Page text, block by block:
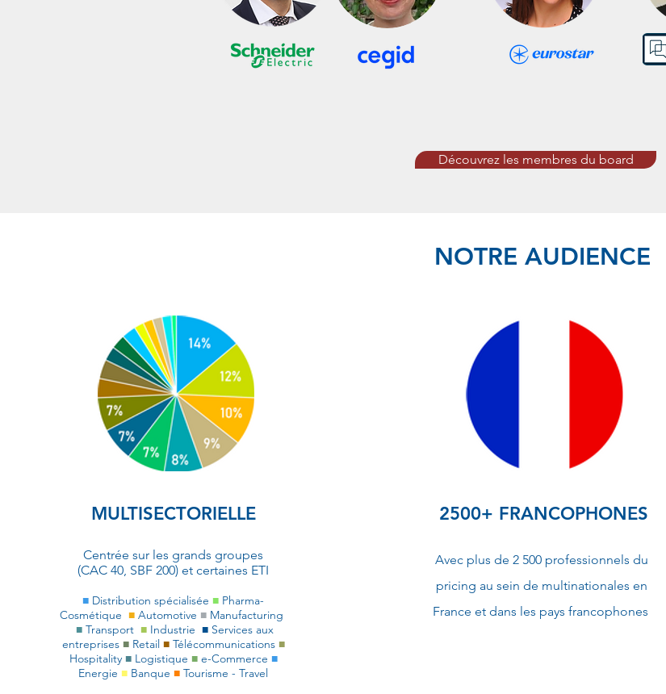
Découvrez les membres du board
NOTRE AUDIENCE
MULTISECTORIELLE
Centrée sur les grands groupes
(CAC40, SBF 200) et certaines ETI
■ Distribution spécialisée■ Pharma-
Cosmétique■Automotive ■ Manufacturing
■ Transport■ Industrie■ Services aux
entreprises ■Retail ■Télécommunications ■
Hospitality ■Logistique ■e-Commerce ■
Energie ■ Banque■ Tourisme - Travel
2500+ FRANCOPHONES
Avec plus de 2 500 professionnels du
pricing au sein de multinationales en
France et dans les pays francophones